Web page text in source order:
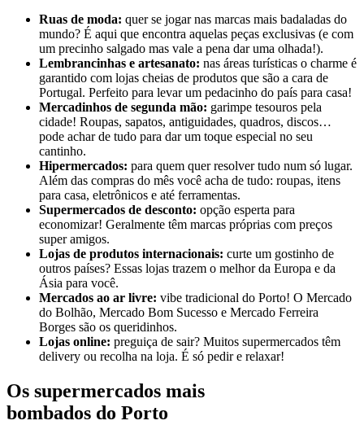
Ruas de moda: quer se jogar nas marcas mais badaladas do
mundo? É aqui que encontra aquelas peças exclusivas (e com
um precinho salgado mas vale a pena dar uma olhada!).
Lembrancinhas e artesanato: nas áreas turísticas o charme é
garantido com lojas cheias de produtos que são a cara de
Portugal. Perfeito para levar um pedacinho do país para casa!
Mercadinhos de segunda mão: garimpe tesouros pela
cidade! Roupas, sapatos, antiguidades, quadros, discos…
pode achar de tudo para dar um toque especial no seu
cantinho.
Hipermercados: para quem quer resolver tudo num só lugar.
Além das compras do mês você acha de tudo: roupas, itens
para casa, eletrônicos e até ferramentas.
Supermercados de desconto: opção esperta para
economizar! Geralmente têm marcas próprias com preços
super amigos.
Lojas de produtos internacionais: curte um gostinho de
outros países? Essas lojas trazem o melhor da Europa e da
Ásia para você.
Mercados ao ar livre: vibe tradicional do Porto! O Mercado
do Bolhão, Mercado Bom Sucesso e Mercado Ferreira
Borges são os queridinhos.
Lojas online: preguiça de sair? Muitos supermercados têm
delivery ou recolha na loja. É só pedir e relaxar!
Os supermercados mais
bombados do Porto